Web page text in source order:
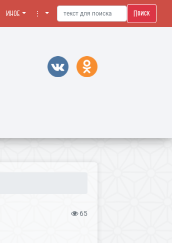
ИНОЕ ⋮ Поиск
65